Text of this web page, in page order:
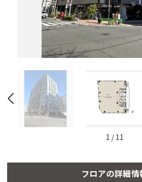
フロアの詳細情
1 /11
閉じる